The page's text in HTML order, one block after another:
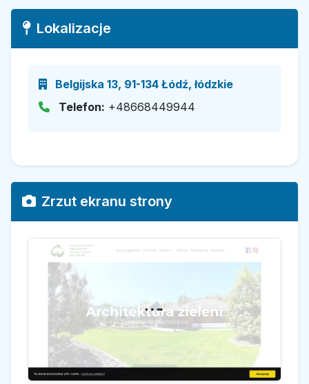
Lokalizacje
Belgijska 13, 91-134 Łódź, łódzkie
Telefon: +48668449944
Zrzut ekranu strony